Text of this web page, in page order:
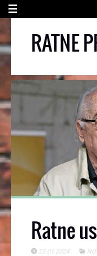
RATNE
Ratne
22.01.2024